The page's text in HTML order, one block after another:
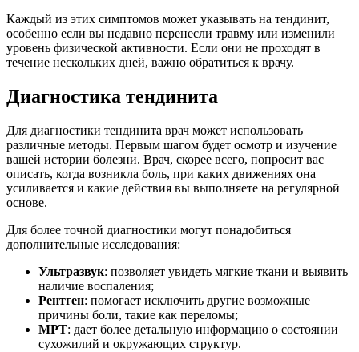
Каждый из этих симптомов может указывать на тендинит,
особенно если вы недавно перенесли травму или изменили
уровень физической активности. Если они не проходят в
течение нескольких дней, важно обратиться к врачу.
Диагностика тендинита
Для диагностики тендинита врач может использовать
различные методы. Первым шагом будет осмотр и изучение
вашей истории болезни. Врач, скорее всего, попросит вас
описать, когда возникла боль, при каких движениях она
усиливается и какие действия вы выполняете на регулярной
основе.
Для более точной диагностики могут понадобиться
дополнительные исследования:
Ультразвук: позволяет увидеть мягкие ткани и выявить
наличие воспаления;
Рентген: помогает исключить другие возможные
причины боли, такие как переломы;
МРТ: дает более детальную информацию о состоянии
сухожилий и окружающих структур.